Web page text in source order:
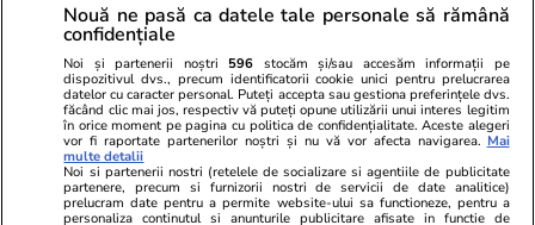
Nouă ne pasă ca datele tale personale să rămână
confidențiale
Noi și partenerii noștri 596 stocăm și/sau accesăm informații pe
dispozitivul dvs., precum identificatorii cookie unici pentru prelucrarea
datelor cu caracter personal. Puteți accepta sau gestiona preferințele dvs.
făcând clic mai jos, respectiv vă puteți opune utilizării unui interes legitim
în orice moment pe pagina cu politica de confidențialitate. Aceste alegeri
vor fi raportate partenerilor noștri și nu vă vor afecta navigarea. Mai
multe detalii
Noi si partenerii nostri (retelele de socializare si agentiile de publicitate
partenere, precum si furnizorii nostri de servicii de date analitice)
prelucram date pentru a permite website-ului sa functioneze, pentru a
personaliza continutul si anunturile publicitare afisate in functie de